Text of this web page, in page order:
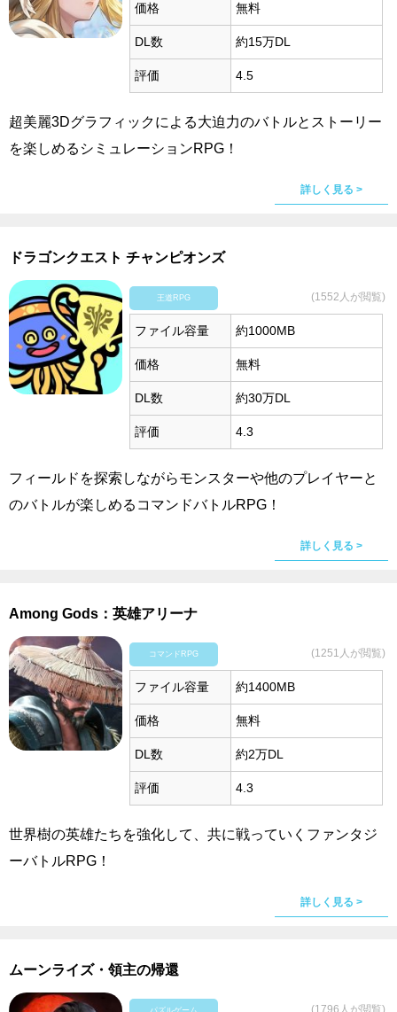
価格 無料
DL数 約15万DL
評価 4.5
超美麗3Dグラフィックによる大迫力のバトルとストーリー
を楽しめるシミュレーションRPG！
詳しく見る >
ドラゴンクエスト チャンピオンズ
王道RPG (1552人が閲覧)
ファイル容量 約1000MB
価格 無料
DL数 約30万DL
評価 4.3
フィールドを探索しながらモンスターや他のプレイヤーと
のバトルが楽しめるコマンドバトルRPG！
詳しく見る >
Among Gods：英雄アリーナ
コマンドRPG (1251人が閲覧)
ファイル容量 約1400MB
価格 無料
DL数 約2万DL
評価 4.3
世界樹の英雄たちを強化して、共に戦っていくファンタジ
ーバトルRPG！
詳しく見る >
ムーンライズ・領主の帰還